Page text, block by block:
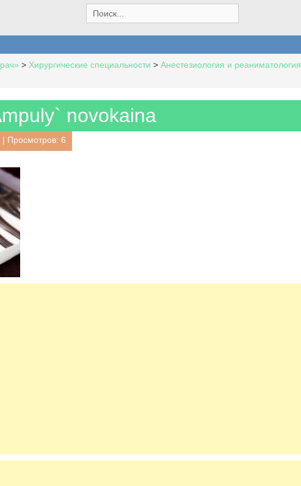
e
a
h
:
> Хирургические специальности > Анестезиология и реаниматология
novokaina
| Просмотров: 6